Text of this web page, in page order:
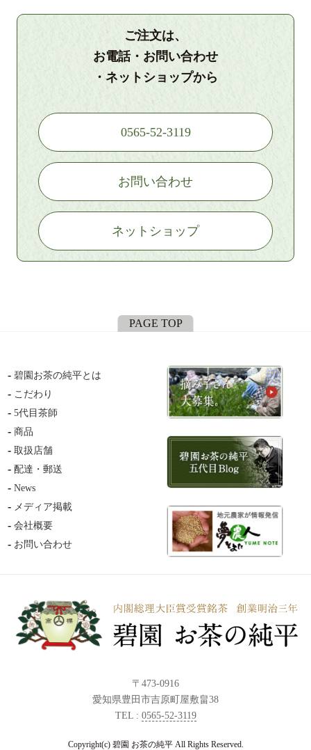
ご注文は、
お電話・お問い合わせ
・ネットショップから
0565-52-3119
お問い合わせ
ネットショップ
PAGE TOP
碧園お茶の純平とは
こだわり
5代目茶師
商品
取扱店舗
配達・郵送
News
メディア掲載
会社概要
お問い合わせ
〒473-0916
愛知県豊田市吉原町屋敷畠38
TEL : 0565-52-3119
Copyright(c) 碧園 お茶の純平 All Rights Reserved.